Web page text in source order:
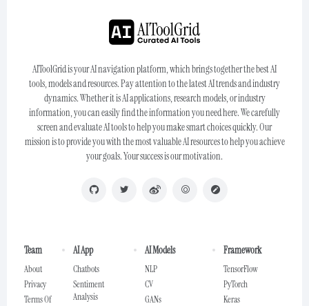
AIToolGrid is your AI navigation platform, which brings together the best AI
tools, models and resources. Pay attention to the latest AI trends and industry
dynamics. Whether it is AI applications, research models, or industry
information, you can easily find the information you need here. We carefully
screen and evaluate AI tools to help you make smart choices quickly. Our
mission is to provide you with the most valuable AI resources to help you achieve
your goals. Your success is our motivation.
Team
About
Privacy
Terms Of
AI App
Chatbots
Sentiment
Analysis
AI Models
NLP
CV
GANs
Framework
TensorFlow
PyTorch
Keras